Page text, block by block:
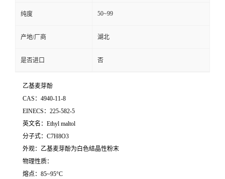
纯度 50~99
产地/厂商 湖北
是否进口 否
乙基麦芽酚
CAS：4940-11-8
EINECS：225-582-5
英文名：Ethyl maltol
分子式：C7H8O3
外观：乙基麦芽酚为白色结晶性粉末
物理性质：
熔点：85~95°C